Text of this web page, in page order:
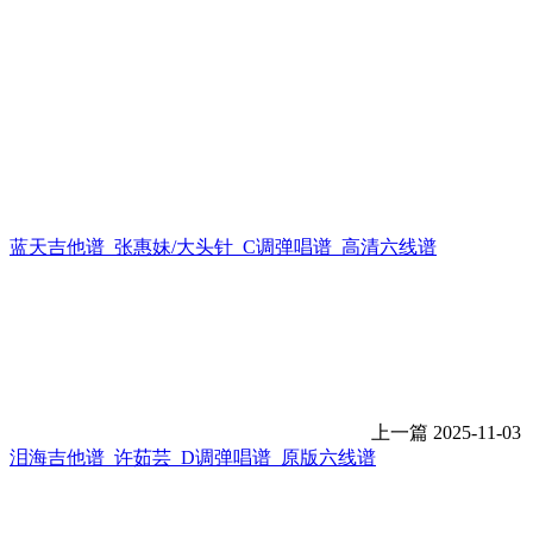
蓝天吉他谱_张惠妹/大头针_C调弹唱谱_高清六线谱
上一篇 2025-11-03
泪海吉他谱_许茹芸_D调弹唱谱_原版六线谱